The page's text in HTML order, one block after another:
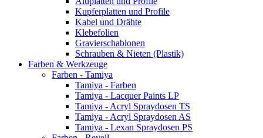
Kupferplatten und Profile
Kabel und Drähte
Klebefolien
Gravierschablonen
Schrauben & Nieten (Plastik)
Farben & Werkzeuge
Farben - Tamiya
Tamiya - Farben
Tamiya - Lacquer Paints LP
Tamiya - Acryl Spraydosen TS
Tamiya - Acryl Spraydosen AS
Tamiya - Lexan Spraydosen PS